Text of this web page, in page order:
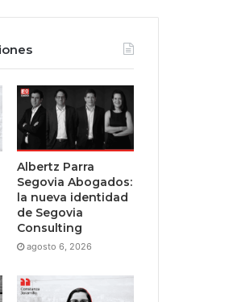
Albertz Parra
Segovia Abogados:
la nueva identidad
de Segovia
Consulting
agosto 6, 2026